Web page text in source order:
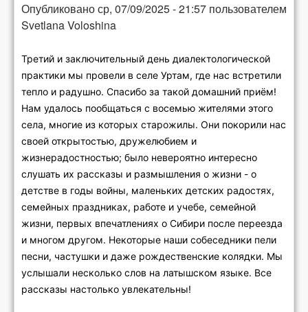
Опубликованоср, 07/09/2025 - 21:57 пользователем
Svetlana Voloshina
Третий и заключительный день диалектологической
практики мы провели в селе Уртам, где нас встретили
тепло и радушно. Спасибо за такой домашний приём!
Нам удалось пообщаться с восемью жителями этого
села, многие из которых старожилы. Они покорили нас
своей открытостью, дружелюбием и
жизнерадостностью; было невероятно интересно
слушать их рассказы и размышления о жизни - о
детстве в годы войны, маленьких детских радостях,
семейных праздниках, работе и учебе, семейной
жизни, первых впечатлениях о Сибири после переезда
и многом другом. Некоторые наши собеседники пели
песни, частушки и даже рождественские колядки. Мы
услышали несколько слов на латышском языке. Все
рассказы настолько увлекательны!